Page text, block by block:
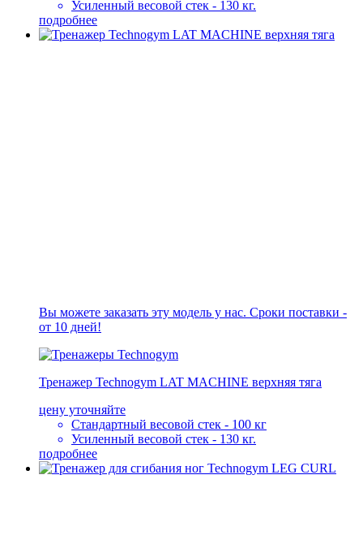
Усиленный весовой стек - 130 кг.
подробнее
Вы можете заказать эту модель у нас. Сроки поставки -
от 10 дней!
Тренажер Technogym LAT MACHINE верхняя тяга
цену уточняйте
Стандартный весовой стек - 100 кг
Усиленный весовой стек - 130 кг.
подробнее